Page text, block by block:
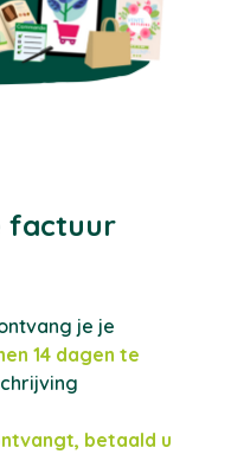
factuur
je je
14 dagen te
betaald u